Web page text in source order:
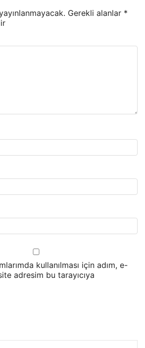
Gerekli alanlar *
kullanılması için adım, e-
adresim bu tarayıcıya